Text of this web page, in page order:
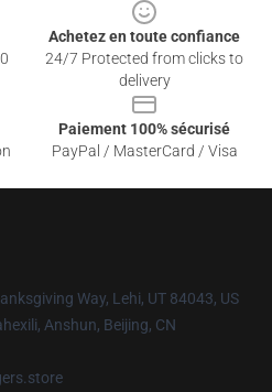
Achetez en toute confiance
24/7 Protected from clicks to
delivery
Paiement 100% sécurisé
PayPal / MasterCard / Visa
Way, Lehi, UT 84043, US
Anshun, Beijing, CN